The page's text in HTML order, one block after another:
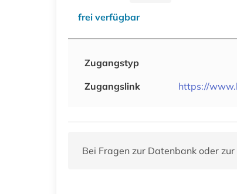
frei verfügbar
Zugangstyp
Zugangslink
https://
Bei Fragen zur Datenbank oder